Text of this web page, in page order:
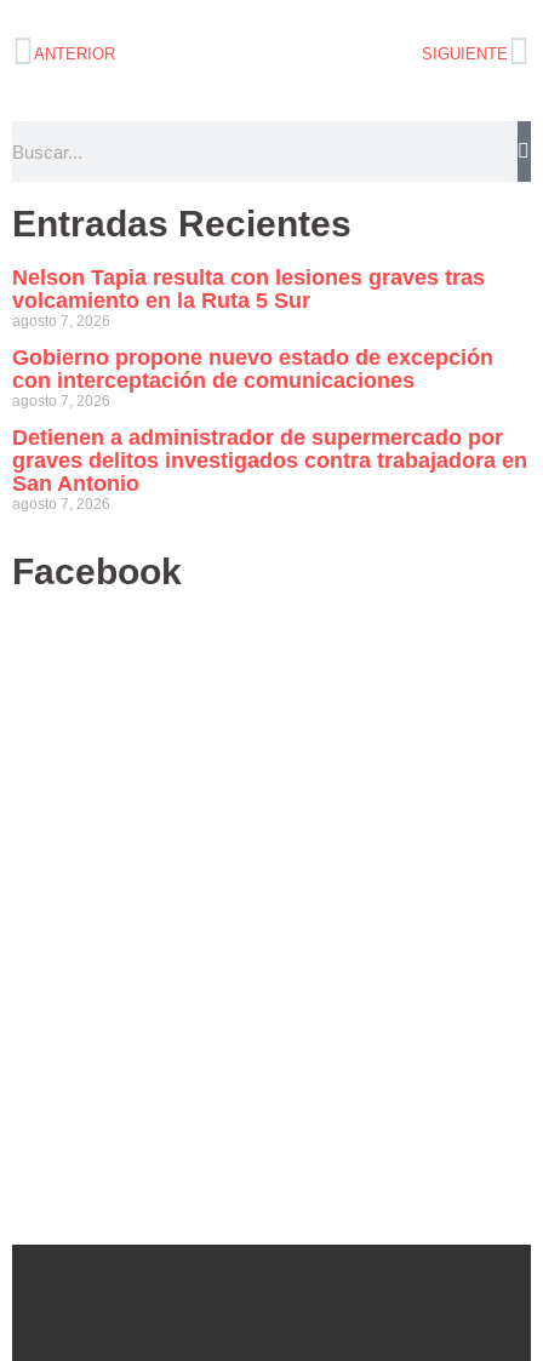
ANTERIOR SIGUIENTE
Entradas Recientes
Nelson Tapia resulta con lesiones graves tras
volcamiento en la Ruta 5 Sur
agosto 7, 2026
Gobierno propone nuevo estado de excepción
con interceptación de comunicaciones
agosto 7, 2026
Detienen a administrador de supermercado por
graves delitos investigados contra trabajadora en
San Antonio
agosto 7, 2026
Facebook